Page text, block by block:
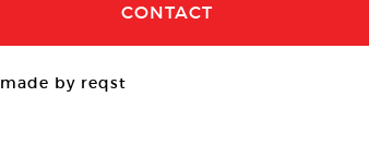
CONTACT
made by reqst